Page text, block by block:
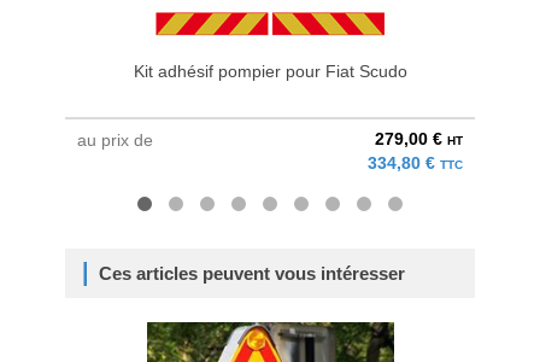
Kit adhésif pompier pour Fiat Scudo
au prix de 279,00 € HT
334,80 € TTC
Ces articles peuvent vous intéresser